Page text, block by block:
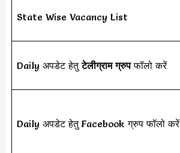
State Wise Vacancy List
Daily अपडेट हेतुटेलीग्राम ग्रुपफॉलो करें
Daily अपडेट हेतु Facebook ग्रुप फॉलो करें